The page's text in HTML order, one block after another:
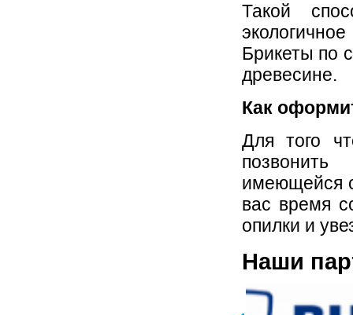
Такой
Брикеты по
древесине.
Как
Для того
имеющейся
вас время
опилки и
Наши